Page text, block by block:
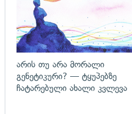
არის თუ არა მორალი
გენეტიკური? — ტყუპებზე
ჩატარებული ახალი კვლევა